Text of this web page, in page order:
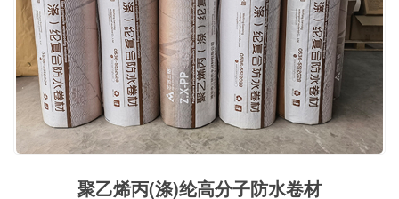
聚乙烯丙(涤)纶高分子防水卷材